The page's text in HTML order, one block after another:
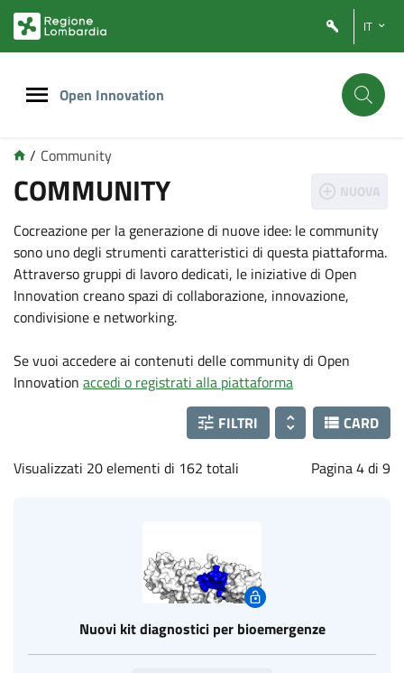
contenuto
footer
IT
Open Innovation
/ Community
COMMUNITY NUOVA
Cocreazione per la generazione di nuove idee: le community
sono uno degli strumenti caratteristici di questa piattaforma.
Attraverso gruppi di lavoro dedicati, le iniziative di Open
Innovation creano spazi di collaborazione, innovazione,
condivisione e networking.
Se vuoi accedere ai contenuti delle community di Open
Innovation accedi o registrati alla piattaforma
FILTRI
CARD
Visualizzati 20 elementi di 162 totali Pagina 4 di 9
Nuovi kit diagnostici per bioemergenze